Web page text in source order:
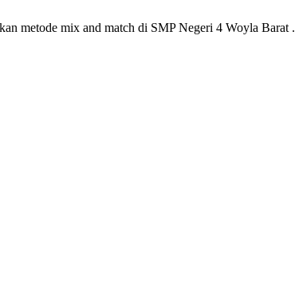
metode mix and match di SMP Negeri 4 Woyla Barat .